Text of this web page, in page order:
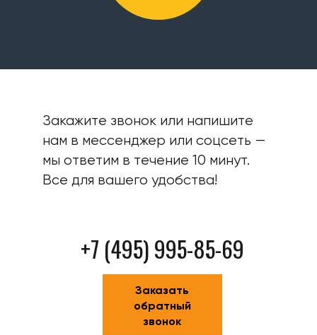
Закажите звонок или напишите
нам в мессенджер или соцсеть —
мы ответим в течение 10 минут.
Все для вашего удобства!
+7 (495) 995-85-69
Заказать
обратный
звонок